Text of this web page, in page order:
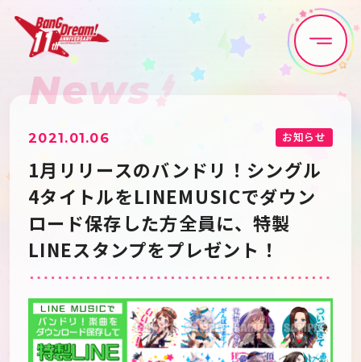
Home News
Live•Event Discography
Artist Anime
Game Media
Schedule About
Goods
News
2021.01.06 お知らせ
1月リリースのバンドリ！シングル
4タイトルをLINEMUSICでダウン
ロード保存した方全員に、特製
LINEスタンプをプレゼント！